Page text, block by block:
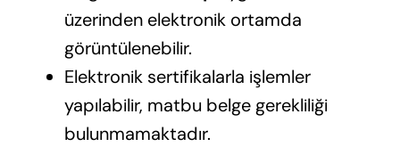
üzerinden elektronik ortamda
görüntülenebilir.
Elektronik sertifikalarla işlemler
yapılabilir, matbu belge gerekliliği
bulunmamaktadır.